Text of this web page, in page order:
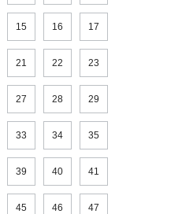
15 16 17
21 22 23
27 28 29
33 34 35
39 40 41
45 46 47